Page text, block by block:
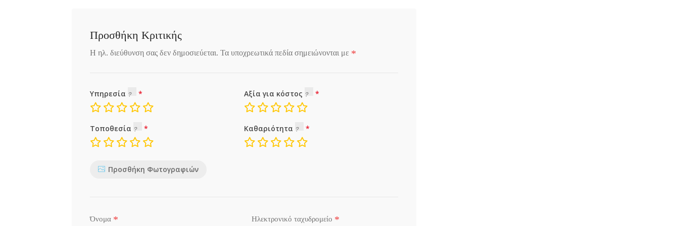
Προσθήκη Κριτικής
Η ηλ. διεύθυνση σας δεν δημοσιεύεται. Τα υποχρεωτικά πεδία σημειώνονται με *
Υπηρεσία Αξία για κόστος
Τοποθεσία Καθαριότητα
Προσθήκη Φωτογραφιών
Όνομα * Ηλεκτρονικό ταχυδρομείο *